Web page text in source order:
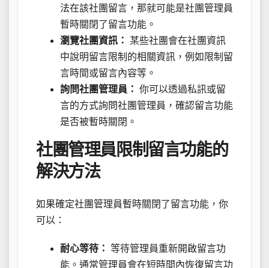
法在該社團留言，那就可能是社團管理員
暫時關閉了留言功能。
瀏覽社團資訊：
某些社團會在社團資訊
中說明留言限制的相關資訊，例如限制留
言時間或留言內容等。
詢問社團管理員： 你可以透過私訊或留
言的方式詢問社團管理員，確認留言功能
是否被暫時關閉。
社團管理員限制留言功能的
解決方法
如果確定社團管理員暫時關閉了留言功能，你
可以：
耐心等待： 等待管理員重新開啟留言功
能。通常管理員會在短時間內恢復留言功